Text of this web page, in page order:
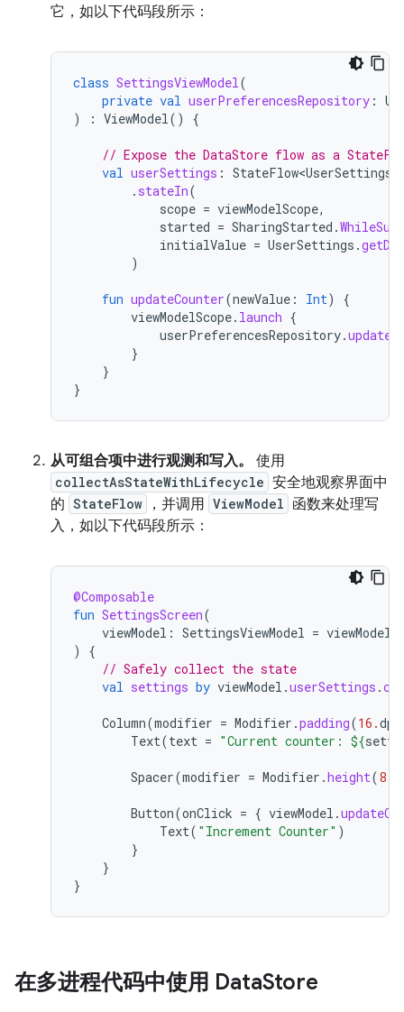
它，如以下代码段所示：
class SettingsViewModel(
private val userPreferencesRepository :
)
: ViewModel() {
// Expose the DataStore flow as a
val userSettings : StateFlow<UserSettings>
. stateIn(
scope = viewModelScope,
started = SharingStarted .
initialValue = UserSettings .
)
fun updateCounter(newValue : Int)
{
viewModelScope. launch {
userPreferencesRepository.
}
}
}
从可组合项中进行观测和写入。 使用
collectAsStateWithLifecycle 安全地观察界面中
的 StateFlow ，并调用 ViewModel 函数来处理写
入，如以下代码段所示：
@Composable
fun SettingsScreen(
viewModel : SettingsViewModel = viewModel
)
{
// Safely collect the state
val settings by viewModel .userSettings .
Column(modifier = Modifier .padding(16.dp
Text(text = "Current counter: ${
Spacer(modifier = Modifier .height(8.
Button(onClick = { viewModel .
Text( "Increment Counter" )
}
}
}
在多进程代码中使用 DataStore